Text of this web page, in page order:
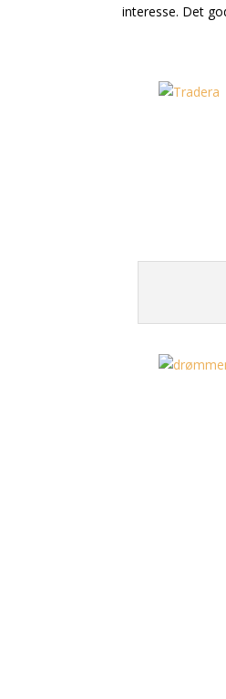
interesse. Det